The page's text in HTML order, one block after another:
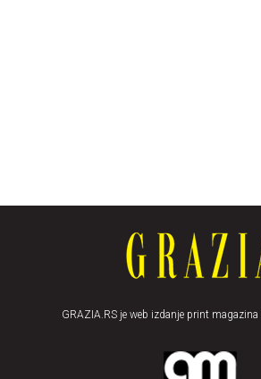
GRAZIA.RS je web izdanje print magazina